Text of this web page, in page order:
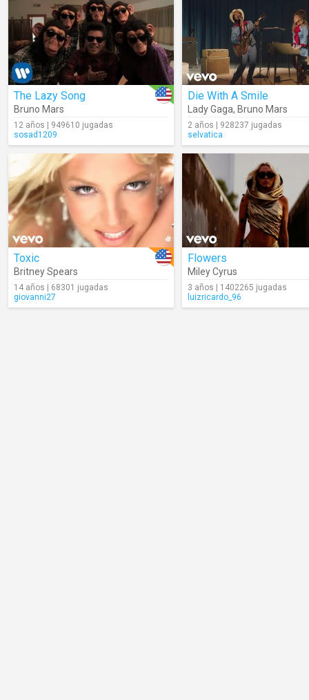
The Lazy Song
Bruno Mars
12 años | 949610 jugadas
sosad1209
Die With A Smile
Lady Gaga, Bruno Mars
2 años | 928237 jugadas
selvatica
Toxic
Britney Spears
14 años | 68301 jugadas
giovanni27
Flowers
Miley Cyrus
3 años | 1402265 jugadas
luizricardo_96